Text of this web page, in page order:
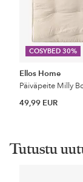
COSYBED 30%
Ellos Home
Päiväpeite Milly
49,99 EUR
Tutustu